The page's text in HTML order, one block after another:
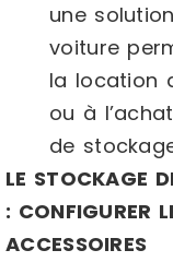
une
voiture
la location
ou à
de
LE STOCKAGE
: CONFIGURER
ACCESSOIRES